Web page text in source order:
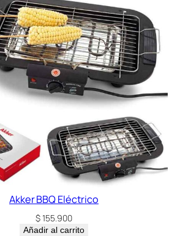
Akker BBQ Eléctrico
$155.900
Añadir al carrito